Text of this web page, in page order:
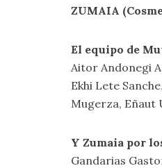
ZUMAIA
El equipo de
Aitor Andonegi
Ekhi Lete
Mugerza, Eñaut
Y Zumaia por
Gandarias